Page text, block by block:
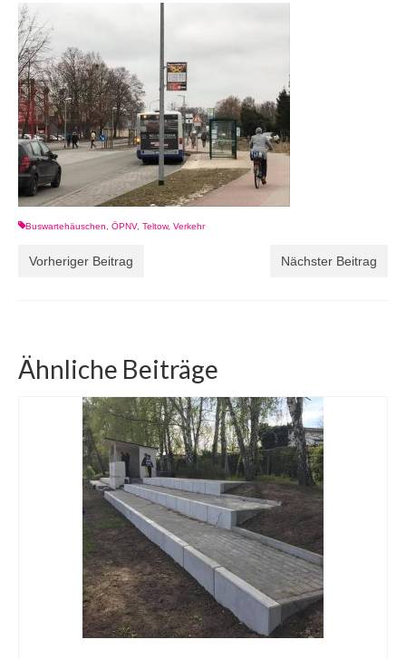
Buswartehäuschen ÖPNV, Teltow, Verkehr
Vorheriger Beitrag Nächster Beitrag
Ähnliche Beiträge